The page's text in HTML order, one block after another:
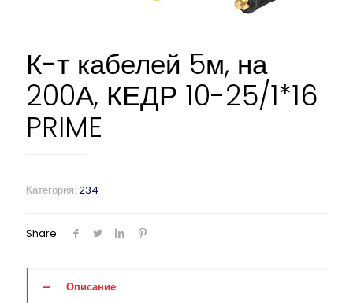
К-т кабелей 5м, на
200А, КЕДР 10-25/1*16
PRIME
Категория: 234
Share
Описание